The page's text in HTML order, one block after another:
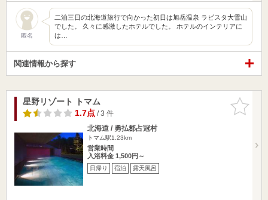
匿名
二泊三日の北海道旅行で向かった初日は旭岳温泉 ラビスタ大雪山
でした。 久々に感激したホテルでした。 ホテルのインテリアに
は…
関連情報から探す
お気に入
りに追加
星野リゾート トマム
1.7点/ 3 件
北海道 / 勇払郡占冠村
トマム駅1.23km
営業時間
入浴料金 1,500円～
日帰り 宿泊 露天風呂